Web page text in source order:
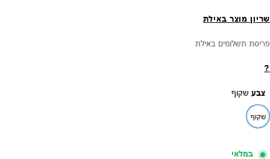
שריון מוצר באילת
פריסת תשלומים באילת
?
צבע שקוף
שקוף
במלאי